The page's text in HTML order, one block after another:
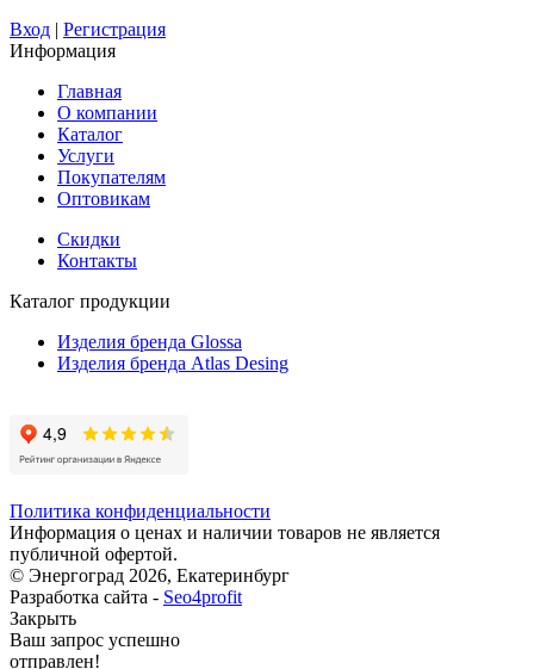
Вход | Регистрация
Информация
Главная
О компании
Каталог
Услуги
Покупателям
Оптовикам
Скидки
Контакты
Каталог продукции
Изделия бренда Glossa
Изделия бренда Atlas Desing
Политика конфиденциальности
Информация о ценах и наличии товаров не является
публичной офертой.
© Энергоград 2026, Екатеринбург
Разработка сайта - Seo4profit
Закрыть
Ваш запрос успешно
отправлен!